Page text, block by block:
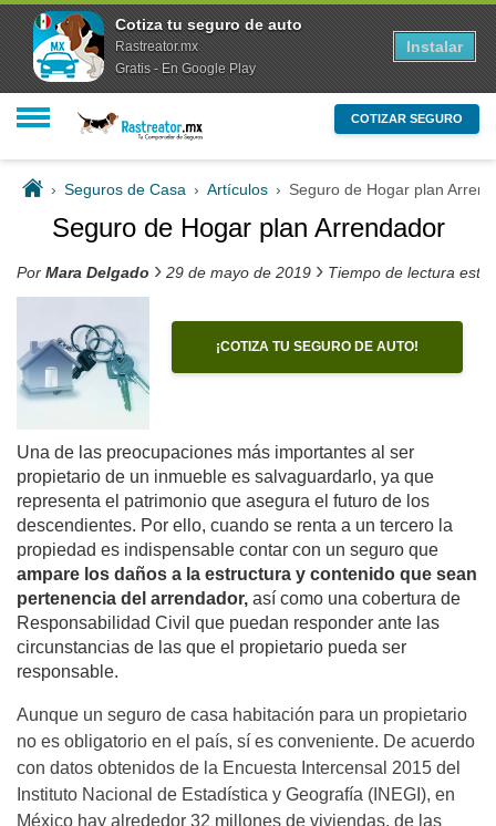
COTIZAR SEGURO
› Seguros de Casa › Artículos › Seguro de Hogar plan
Seguro de Hogar plan Arrendador
Por Mara Delgado › 29 de mayo de 2019 › Tiempo de lectura
¡COTIZA TU SEGURO DE AUTO!
Una de las preocupaciones más importantes al ser
propietario de un inmueble es salvaguardarlo, ya que
representa el patrimonio que asegura el futuro de los
descendientes. Por ello, cuando se renta a un tercero la
propiedad es indispensable contar con un seguro que
ampare los daños a la estructura y contenido que sean
pertenencia del arrendador, así como una cobertura de
Responsabilidad Civil que puedan responder ante las
circunstancias de las que el propietario pueda ser
responsable.
Aunque un seguro de casa habitación para un propietario
no es obligatorio en el país, sí es conveniente. De acuerdo
con datos obtenidos de la Encuesta Intercensal 2015 del
Instituto Nacional de Estadística y Geografía (INEGI), en
México hay alrededor 32 millones de viviendas, de las
Cotiza tu seguro de auto
Rastreator.mx
Gratis - En Google Play
Instalar